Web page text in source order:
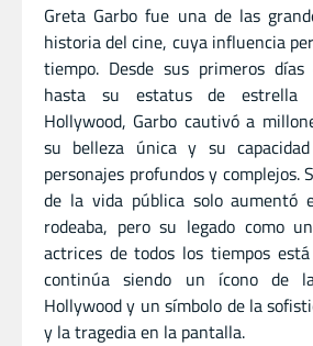
Greta Garbo fue una de las
historia del cine, cuya influencia
tiempo. Desde sus primeros
hasta su estatus de estrella
Hollywood, Garbo cautivó a
su belleza única y su
personajes profundos y complejos.
de la vida pública solo aumentó
rodeaba, pero su legado como
actrices de todos los tiempos está
continúa siendo un ícono de
Hollywood y un símbolo de la
y la tragedia en la pantalla.